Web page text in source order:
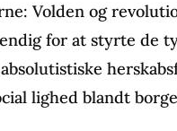
Volden og
for at styrte de
lighed blandt